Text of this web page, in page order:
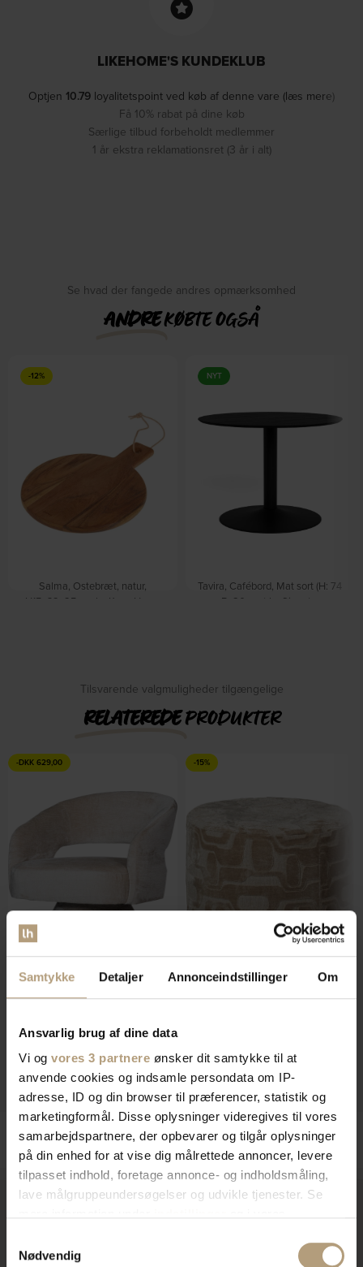
Samtykke Detaljer Annonceindstillinger Om
Ansvarlig brug af dine data
Vi og vores 3 partnere ønsker dit samtykke til at
anvende cookies og indsamle persondata om IP-
adresse, ID og din browser til præferencer, statistik og
marketingformål. Disse oplysninger videregives til vores
samarbejdspartnere, der opbevarer og tilgår oplysninger
på din enhed for at vise dig målrettede annoncer, levere
tilpasset indhold, foretage annonce- og indholdsmåling,
lave målgruppeundersøgelser og udvikle tjenester. Se
tilbage eller ændre indstillinger fra vores
Nødvendig
LIKEHOME'S KUNDEKLUB
Optjen 10.79 loyalitetspoint ved køb af denne vare (læs mere)
Få 10% rabat på dine køb
Særlige tilbud forbeholdt medlemmer
1 år ekstra reklamationsret (3 år i alt)
Se hvad der fangede andres opmærksomhed
ANDREKØBTE OGSÅ
-12%
Salma, Ostebræt, natur,
H15x32x25 cm by Kave Home
NYT
Tavira, Cafébord, Mat sort (H: 74
x B: 80 cm.) by Signature
Tilsvarende valgmuligheder tilgængelige
RELATEREDEPRODUKTER
-DKK 629,00
Ebba, Lænestol, natur, H82x64x71
På lager
DKK3.039,00 DKK2.410,00
-15%
Collection Yago, Puf, natur,
DKK1.319,00 DKK1.119,00
Vi er indenfor